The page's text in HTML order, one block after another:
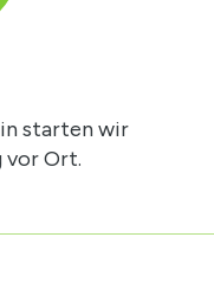
starten wir
vor Ort.